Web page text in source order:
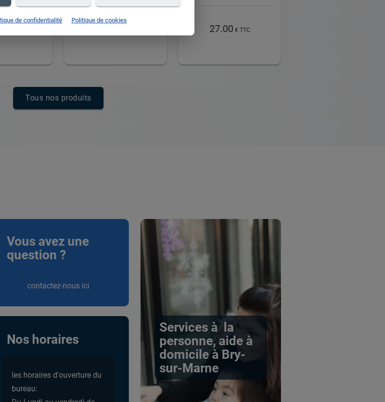
27.00 € TTC
Tous nos produits
Vous avez une
question ?
contactez-nous ici
Nos horaires
les horaires d'ouverture du
bureau:
Services à la
personne, aide à
domicile à Bry-
sur-Marne
de confidentialité Politique de cookies